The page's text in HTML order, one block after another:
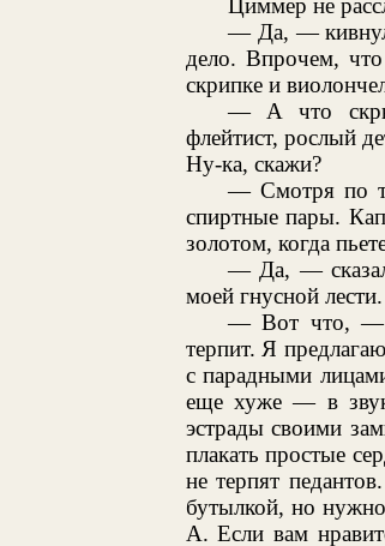
Циммер не
— Да, —
дело. Впрочем,
скрипке и
— А что
флейтист, рослый
Ну-ка, скажи?
— Смотря по
спиртные пары.
золотом, когда
— Да, —
моей гнусной лести.
— Вот что, —
терпит. Я
с парадными
еще хуже — в
эстрады своими
плакать простые
не терпят
бутылкой, но
А. Если вам